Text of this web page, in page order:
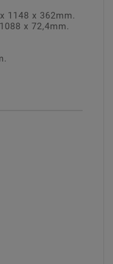
1148 x 362mm.
x 72,4mm.